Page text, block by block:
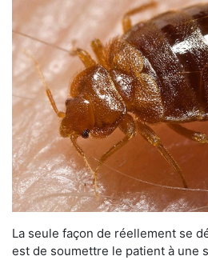
La seule façon de réellement se
est de soumettre le patient à une